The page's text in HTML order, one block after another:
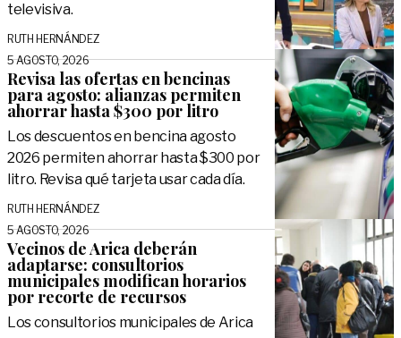
televisiva.
RUTH HERNÁNDEZ
5 AGOSTO, 2026
Revisa las ofertas en bencinas
para agosto: alianzas permiten
ahorrar hasta $300 por litro
Los descuentos en bencina agosto
2026 permiten ahorrar hasta $300 por
litro. Revisa qué tarjeta usar cada día.
RUTH HERNÁNDEZ
5 AGOSTO, 2026
Vecinos de Arica deberán
adaptarse: consultorios
municipales modifican horarios
por recorte de recursos
Los consultorios municipales de Arica